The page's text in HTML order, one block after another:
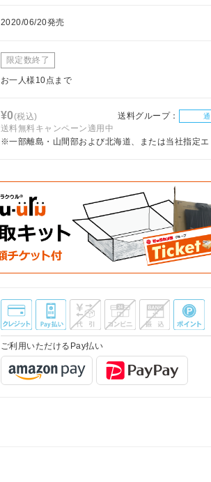
2020/06/20発売
限定数終了
お一人様10点まで
¥0(税込) 送料グループ：
送料無料キャンペーン適用中
※一部離島・山間部および北海道、または当社指定エ
ご利用いただけるPay払い